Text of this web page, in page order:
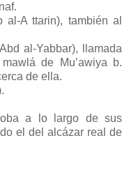
al-A ttarin), también al
al-Yabbar), llamada
de Mu’awiya b.
de ella.
a lo largo de sus
el del alcázar real de